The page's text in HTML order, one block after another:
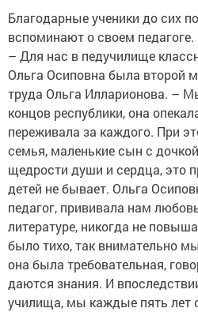
Благодарные ученики до сих
вспоминают о своем педагоге.
– Для нас в педучилище
Ольга Осиповна была второй
труда Ольга Илларионова. –
концов республики, она
переживала за каждого. При
семья, маленькие сын с
щедрости души и сердца, это
детей не бывает. Ольга
педагог, прививала нам
литературе, никогда не
было тихо, так внимательно
она была требовательная,
даются знания. И
училища, мы каждые пять лет